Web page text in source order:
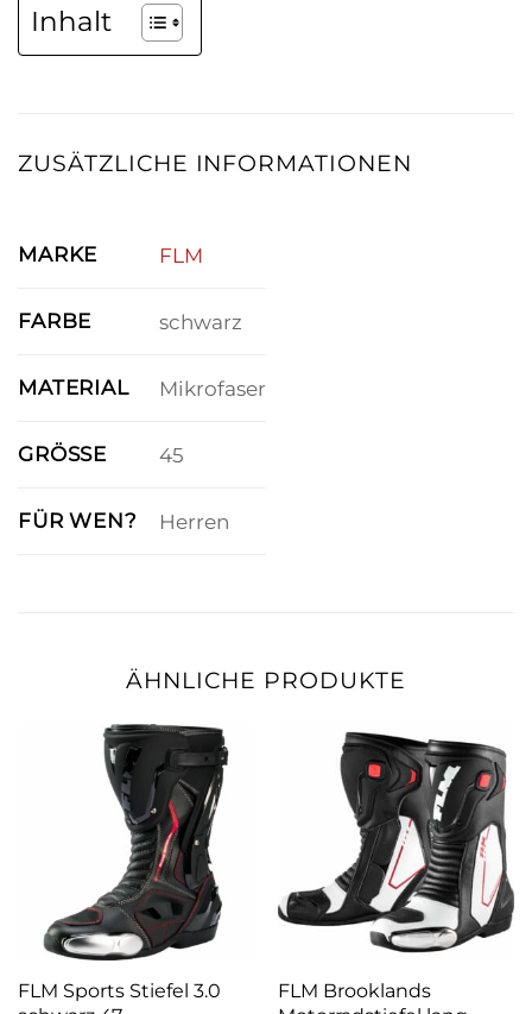
Inhalt
ZUSÄTZLICHE INFORMATIONEN
MARKE FLM
FARBE schwarz
MATERIAL Mikrofaser
GRÖSSE 45
FÜR WEN? Herren
ÄHNLICHE PRODUKTE
FLM Sports Stiefel 3.0
FLM Brooklands